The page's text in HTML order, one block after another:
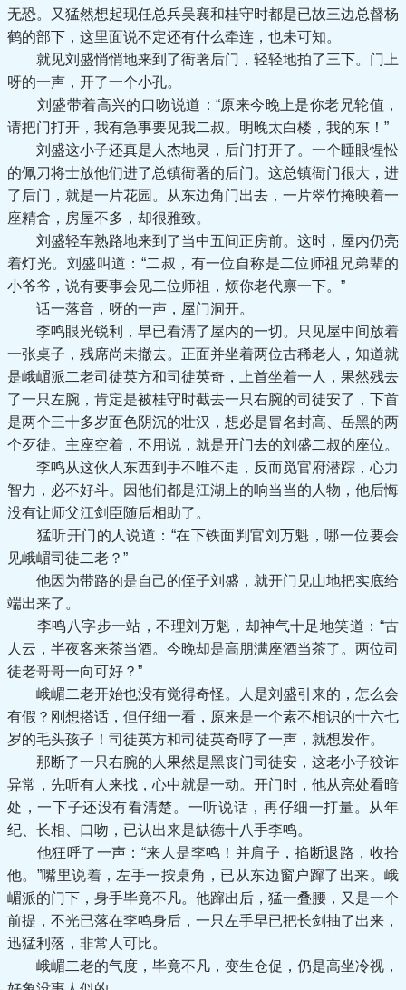
无恐。又猛然想起现任总兵吴襄和桂守时都是已故三边总督杨
鹤的部下，这里面说不定还有什么牵连，也未可知。
就见刘盛悄悄地来到了衙署后门，轻轻地拍了三下。门上
呀的一声，开了一个小孔。
刘盛带着高兴的口吻说道：“原来今晚上是你老兄轮值，
请把门打开，我有急事要见我二叔。明晚太白楼，我的东！”
刘盛这小子还真是人杰地灵，后门打开了。一个睡眼惺忪
的佩刀将士放他们进了总镇衙署的后门。这总镇衙门很大，进
了后门，就是一片花园。从东边角门出去，一片翠竹掩映着一
座精舍，房屋不多，却很雅致。
刘盛轻车熟路地来到了当中五间正房前。这时，屋内仍亮
着灯光。刘盛叫道：“二叔，有一位自称是二位师祖兄弟辈的
小爷爷，说有要事会见二位师祖，烦你老代禀一下。”
话一落音，呀的一声，屋门洞开。
李鸣眼光锐利，早已看清了屋内的一切。只见屋中间放着
一张桌子，残席尚未撤去。正面并坐着两位古稀老人，知道就
是峨嵋派二老司徒英方和司徒英奇，上首坐着一人，果然残去
了一只左腕，肯定是被桂守时截去一只右腕的司徒安了，下首
是两个三十多岁面色阴沉的壮汉，想必是冒名封高、岳黑的两
个歹徒。主座空着，不用说，就是开门去的刘盛二叔的座位。
李鸣从这伙人东西到手不唯不走，反而觅官府潜踪，心力
智力，必不好斗。因他们都是江湖上的响当当的人物，他后悔
没有让师父江剑臣随后相助了。
猛听开门的人说道：“在下铁面判官刘万魁，哪一位要会
见峨嵋司徒二老？”
他因为带路的是自己的侄子刘盛，就开门见山地把实底给
端出来了。
李鸣八字步一站，不理刘万魁，却神气十足地笑道：“古
人云，半夜客来茶当酒。今晚却是高朋满座酒当茶了。两位司
徒老哥哥一向可好？”
峨嵋二老开始也没有觉得奇怪。人是刘盛引来的，怎么会
有假？刚想搭话，但仔细一看，原来是一个素不相识的十六七
岁的毛头孩子！司徒英方和司徒英奇哼了一声，就想发作。
那断了一只右腕的人果然是黑丧门司徒安，这老小子狡诈
异常，先听有人来找，心中就是一动。开门时，他从亮处看暗
处，一下子还没有看清楚。一听说话，再仔细一打量。从年
纪、长相、口吻，已认出来是缺德十八手李鸣。
他狂呼了一声：“来人是李鸣！并肩子，掐断退路，收拾
他。”嘴里说着，左手一按桌角，已从东边窗户蹿了出来。峨
嵋派的门下，身手毕竟不凡。他蹿出后，猛一叠腰，又是一个
前提，不光已落在李鸣身后，一只左手早已把长剑抽了出来，
迅猛利落，非常人可比。
峨嵋二老的气度，毕竟不凡，变生仓促，仍是高坐冷视，